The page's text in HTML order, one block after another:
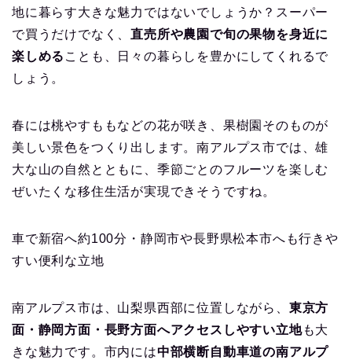
地に暮らす大きな魅力ではないでしょうか？スーパー
で買うだけでなく、直売所や農園で旬の果物を身近に
楽しめる ことも、日々の暮らしを豊かにしてくれるで
しょう。
春には桃やすももなどの花が咲き、果樹園そのものが
美しい景色をつくり出します。南アルプス市では、雄
大な山の自然とともに、季節ごとのフルーツを楽しむ
ぜいたくな移住生活が実現できそうですね。
車で新宿へ約100分・静岡市や長野県松本市へも行きや
すい便利な立地
南アルプス市は、山梨県西部に位置しながら、 東京方
面・静岡方面・長野方面へアクセスしやすい立地も大
きな魅力です。市内には中部横断自動車道の南アルプ